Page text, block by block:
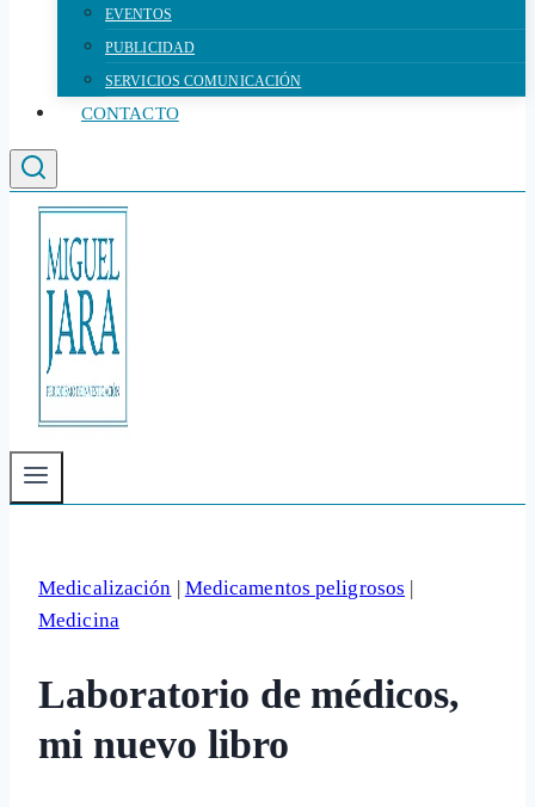
EVENTOS
PUBLICIDAD
SERVICIOS COMUNICACIÓN
CONTACTO
Medicalización Medicamentos peligrosos
Medicina
Laboratorio de médicos,
mi nuevo libro